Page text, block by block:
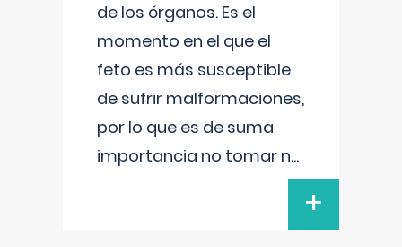
de los órganos. Es el
momento en el que el
feto es más susceptible
de sufrir malformaciones,
por lo que es de suma
importancia no tomar n...
+